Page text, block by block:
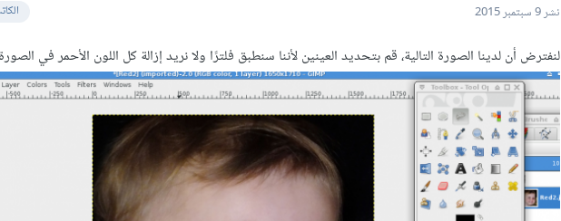
نشر9 سبتمبر 2015
لنفترض أن لدينا الصورة التالية، قم بتحديد العينين لأننا سنطبق فلترًا ولا نريد إزالة كل اللون الأحمر في